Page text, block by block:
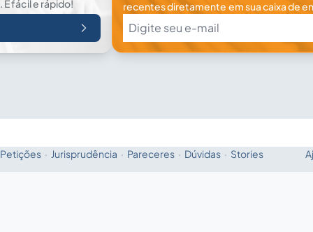
fácil e rápido!
recentes diretamente em sua caixa de
Petições · Jurisprudência · Pareceres · Dúvidas · Stories